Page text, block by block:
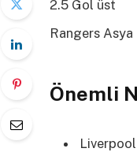
2.5 Gol üst
Rangers
Önemli